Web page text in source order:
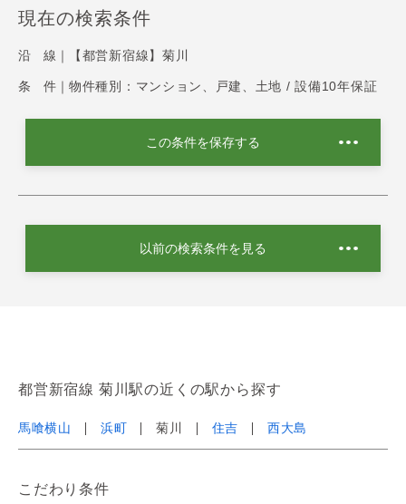
現在の検索条件
沿 線｜ 【都営新宿線】菊川
条 件｜ 物件種別：マンション、戸建、土地 / 設備10年保証
この条件を保存する
以前の検索条件を見る
都営新宿線 菊川駅の近くの駅から探す
馬喰横山 浜町 菊川 住吉 西大島
こだわり条件